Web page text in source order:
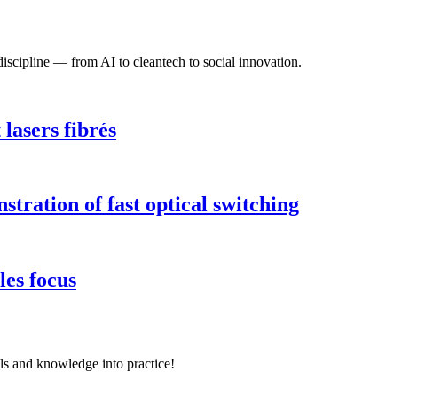
— from AI to cleantech to social innovation.
lasers fibrés
of fast optical switching
focus
and knowledge into practice!